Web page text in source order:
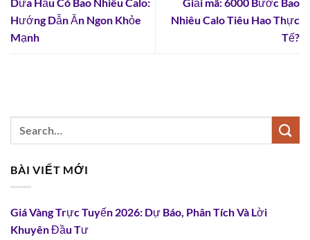
Hướng Dẫn Ăn Ngon Khỏe
Mạnh
Nhiêu Calo Tiêu Hao Thực
Tế?
BÀI VIẾT MỚI
Giá Vàng Trực Tuyến 2026: Dự Báo, Phân Tích Và Lời
Khuyên Đầu Tư